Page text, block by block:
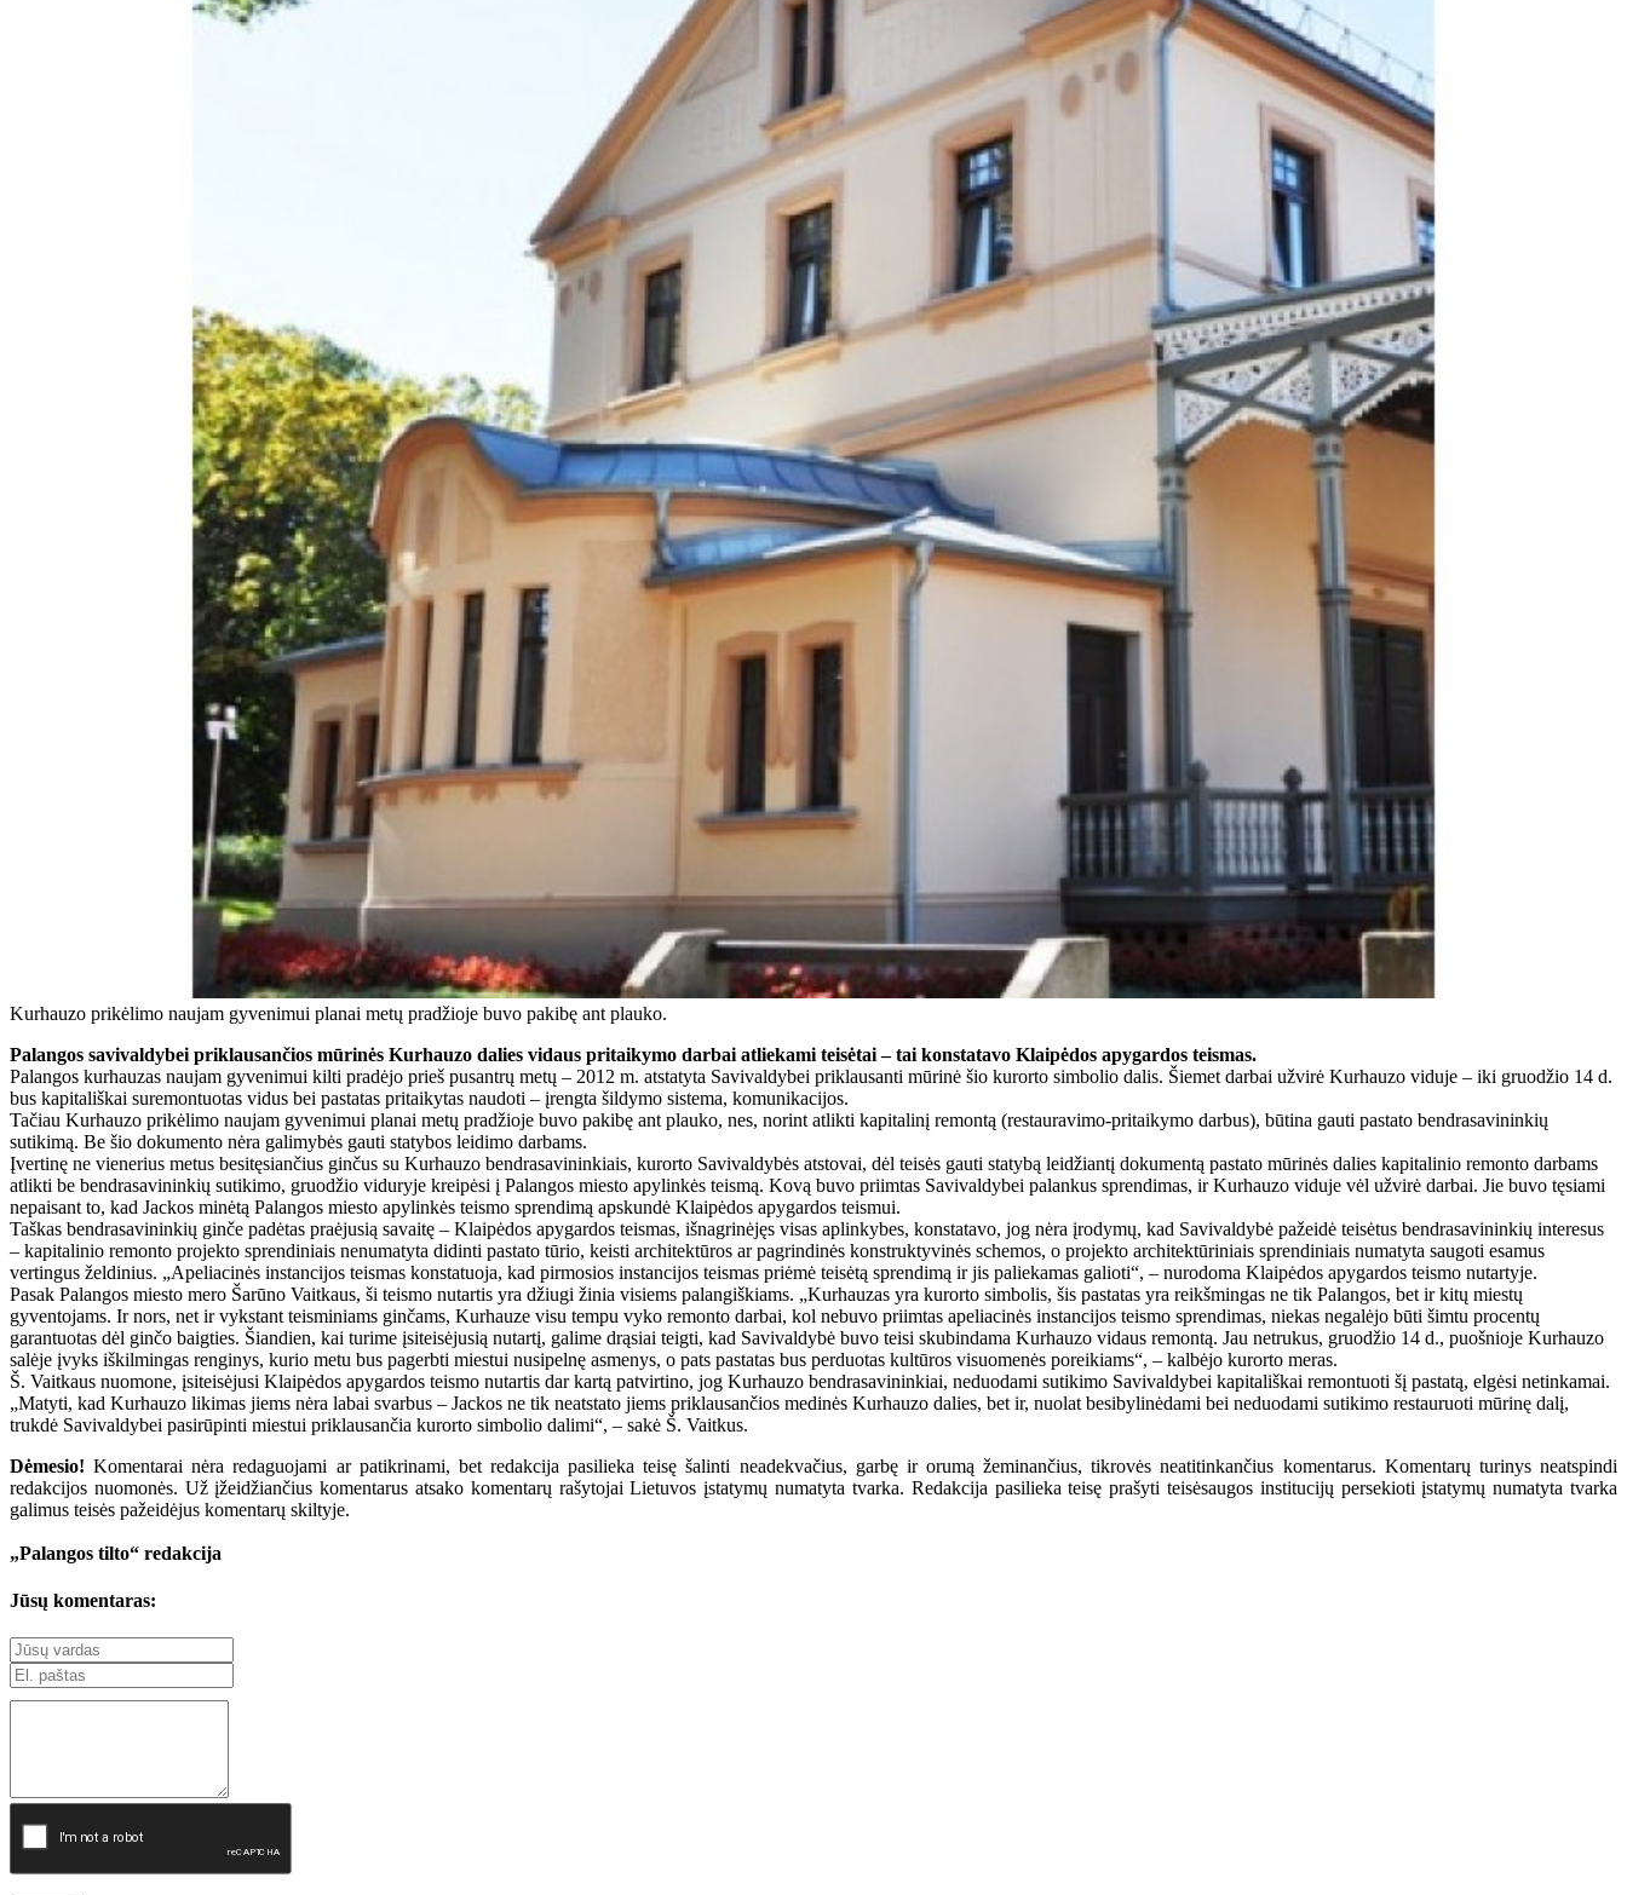
Kurhauzo prikėlimo naujam gyvenimui planai metų pradžioje buvo pakibę ant plauko.
Palangos savivaldybei priklausančios mūrinės Kurhauzo dalies vidaus pritaikymo darbai atliekami teisėtai – tai konstatavo Klaipėdos apygardos teismas.
Palangos kurhauzas naujam gyvenimui kilti pradėjo prieš pusantrų metų – 2012 m. atstatyta Savivaldybei priklausanti mūrinė šio kurorto simbolio dalis. Šiemet darbai užvirė Kurhauzo viduje – iki gruodžio 14 d.
bus kapitališkai suremontuotas vidus bei pastatas pritaikytas naudoti – įrengta šildymo sistema, komunikacijos.
Tačiau Kurhauzo prikėlimo naujam gyvenimui planai metų pradžioje buvo pakibę ant plauko, nes, norint atlikti kapitalinį remontą (restauravimo-pritaikymo darbus), būtina gauti pastato bendrasavininkių
sutikimą. Be šio dokumento nėra galimybės gauti statybos leidimo darbams.
Įvertinę ne vienerius metus besitęsiančius ginčus su Kurhauzo bendrasavininkiais, kurorto Savivaldybės atstovai, dėl teisės gauti statybą leidžiantį dokumentą pastato mūrinės dalies kapitalinio remonto darbams
atlikti be bendrasavininkių sutikimo, gruodžio viduryje kreipėsi į Palangos miesto apylinkės teismą. Kovą buvo priimtas Savivaldybei palankus sprendimas, ir Kurhauzo viduje vėl užvirė darbai. Jie buvo tęsiami
nepaisant to, kad Jackos minėtą Palangos miesto apylinkės teismo sprendimą apskundė Klaipėdos apygardos teismui.
Taškas bendrasavininkių ginče padėtas praėjusią savaitę – Klaipėdos apygardos teismas, išnagrinėjęs visas aplinkybes, konstatavo, jog nėra įrodymų, kad Savivaldybė pažeidė teisėtus bendrasavininkių interesus
– kapitalinio remonto projekto sprendiniais nenumatyta didinti pastato tūrio, keisti architektūros ar pagrindinės konstruktyvinės schemos, o projekto architektūriniais sprendiniais numatyta saugoti esamus
vertingus želdinius. „Apeliacinės instancijos teismas konstatuoja, kad pirmosios instancijos teismas priėmė teisėtą sprendimą ir jis paliekamas galioti“, – nurodoma Klaipėdos apygardos teismo nutartyje.
Pasak Palangos miesto mero Šarūno Vaitkaus, ši teismo nutartis yra džiugi žinia visiems palangiškiams. „Kurhauzas yra kurorto simbolis, šis pastatas yra reikšmingas ne tik Palangos, bet ir kitų miestų
gyventojams. Ir nors, net ir vykstant teisminiams ginčams, Kurhauze visu tempu vyko remonto darbai, kol nebuvo priimtas apeliacinės instancijos teismo sprendimas, niekas negalėjo būti šimtu procentų
garantuotas dėl ginčo baigties. Šiandien, kai turime įsiteisėjusią nutartį, galime drąsiai teigti, kad Savivaldybė buvo teisi skubindama Kurhauzo vidaus remontą. Jau netrukus, gruodžio 14 d., puošnioje Kurhauzo
salėje įvyks iškilmingas renginys, kurio metu bus pagerbti miestui nusipelnę asmenys, o pats pastatas bus perduotas kultūros visuomenės poreikiams“, – kalbėjo kurorto meras.
Š. Vaitkaus nuomone, įsiteisėjusi Klaipėdos apygardos teismo nutartis dar kartą patvirtino, jog Kurhauzo bendrasavininkiai, neduodami sutikimo Savivaldybei kapitališkai remontuoti šį pastatą, elgėsi netinkamai.
„Matyti, kad Kurhauzo likimas jiems nėra labai svarbus – Jackos ne tik neatstato jiems priklausančios medinės Kurhauzo dalies, bet ir, nuolat besibylinėdami bei neduodami sutikimo restauruoti mūrinę dalį,
trukdė Savivaldybei pasirūpinti miestui priklausančia kurorto simbolio dalimi“, – sakė Š. Vaitkus.
Dėmesio! Komentarai nėra redaguojami ar patikrinami, bet redakcija pasilieka teisę šalinti neadekvačius, garbę ir orumą žeminančius, tikrovės neatitinkančius komentarus. Komentarų turinys neatspindi
redakcijos nuomonės. Už įžeidžiančius komentarus atsako komentarų rašytojai Lietuvos įstatymų numatyta tvarka. Redakcija pasilieka teisę prašyti teisėsaugos institucijų persekioti įstatymų numatyta tvarka
galimus teisės pažeidėjus komentarų skiltyje.
„Palangos tilto“ redakcija
Jūsų komentaras: